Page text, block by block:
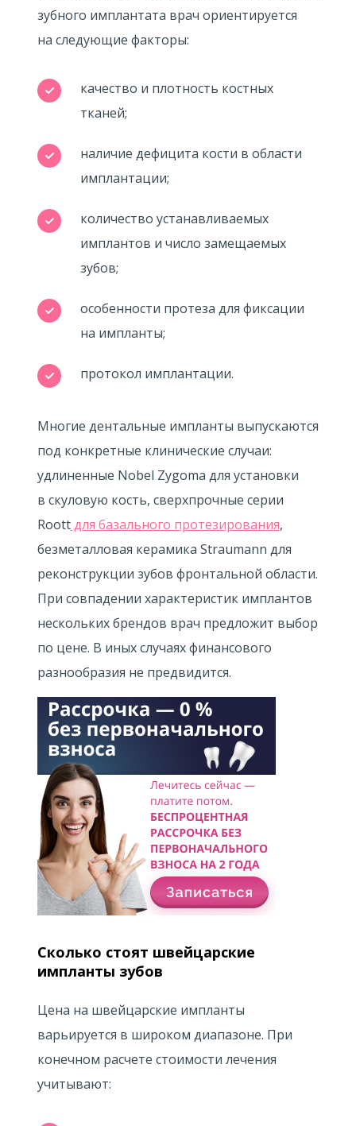
зубного имплантата врач ориентируется
на следующие факторы:
качество и плотность костных
тканей;
наличие дефицита кости в области
имплантации;
количество устанавливаемых
имплантов и число замещаемых
зубов;
особенности протеза для фиксации
на импланты;
протокол имплантации.
Многие дентальные импланты выпускаются
под конкретные клинические случаи:
удлиненные Nobel Zygoma для установки
в скуловую кость, сверхпрочные серии
Roottдля базального протезирования,
безметалловая керамика Straumann для
реконструкции зубов фронтальной области.
При совпадении характеристик имплантов
нескольких брендов врач предложит выбор
по цене. В иных случаях финансового
разнообразия не предвидится.
Сколько стоят швейцарские
импланты зубов
Цена на швейцарские импланты
варьируется в широком диапазоне. При
конечном расчете стоимости лечения
учитывают: